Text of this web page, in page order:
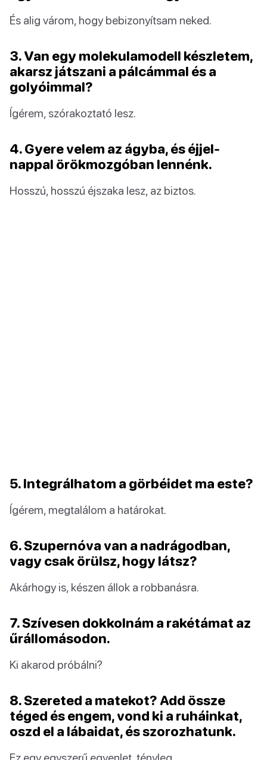
És alig várom, hogy bebizonyítsam neked.
3. Van egy molekulamodell készletem,
akarsz játszani a pálcámmal és a
golyóimmal?
Ígérem, szórakoztató lesz.
4. Gyere velem az ágyba, és éjjel-
nappal örökmozgóban lennénk.
Hosszú, hosszú éjszaka lesz, az biztos.
5. Integrálhatom a görbéidet ma este?
Ígérem, megtalálom a határokat.
6. Szupernóva van a nadrágodban,
vagy csak örülsz, hogy látsz?
Akárhogy is, készen állok a robbanásra.
7. Szívesen dokkolnám a rakétámat az
űrállomásodon.
Ki akarod próbálni?
8. Szereted a matekot? Add össze
téged és engem, vond ki a ruháinkat,
oszd el a lábaidat, és szorozhatunk.